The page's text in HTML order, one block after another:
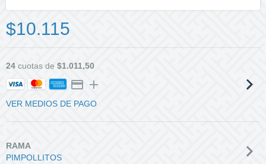
$10.115
24 cuotas de $1.011,50
VER MEDIOS DE PAGO
RAMA
PIMPOLLITOS